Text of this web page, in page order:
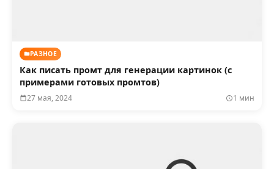
РАЗНОЕ
Как писать промт для генерации картинок (с
примерами готовых промтов)
27 мая, 2024 1 мин